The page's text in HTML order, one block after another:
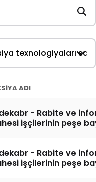
ADI
- Rabitə və
işçilərinin peşə
- Rabitə və
işçilərinin peşə